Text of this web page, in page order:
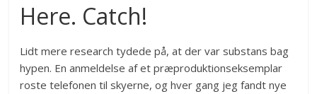
Here. Catch!
Lidt mere research tydede på, at der var substans bag
hypen. En anmeldelse af et præproduktionseksemplar
roste telefonen til skyerne, og hver gang jeg fandt nye